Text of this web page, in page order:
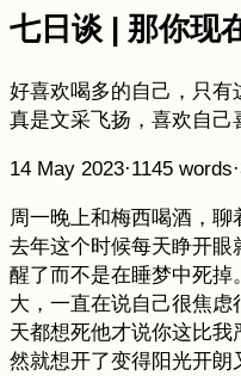
七日谈 | 那你现
好喜欢喝多的自己，只有
真是文采飞扬，喜欢自己
14 May 2023·1145 words·
周一晚上和梅西喝酒，
去年这个时候每天睁开眼
醒了而不是在睡梦中死
大，一直在说自己很焦
天都想死他才说你这比
然就想开了变得阳光开朗